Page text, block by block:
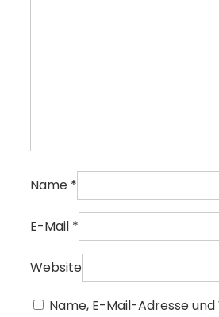
Name *
E-Mail *
Website
Name, E-Mail-Adresse